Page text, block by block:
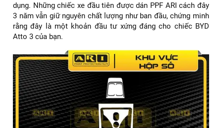
dụng. Những chiếc xe đầu tiên được dán PPF ARI cách đây
3 năm vẫn giữ nguyên chất lượng như ban đầu, chứng minh
rằng đây là một khoản đầu tư xứng đáng cho chiếc BYD
Atto 3 của bạn.